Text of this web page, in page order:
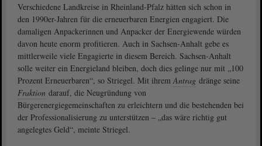
Verschiedene Landkreise in Rheinland-Pfalz hätten sich schon in
den 1990er-Jahren für die erneuerbaren Energien engagiert. Die
damaligen Anpackerinnen und Anpacker der Energiewende würden
davon heute enorm profitieren. Auch in Sachsen-Anhalt gebe es
mittlerweile viele Engagierte in diesem Bereich. Sachsen-Anhalt
solle weiter ein Energieland bleiben, doch dies gelinge nur mit „100
Prozent Erneuerbaren“, so Striegel. Mit ihrem Antrag dränge seine
Fraktion darauf, die Neugründung von
Bürgerenergiegemeinschaften zu erleichtern und die bestehenden bei
der Professionalisierung zu unterstützen ‒ „das wäre richtig gut
angelegtes Geld“, meinte Striegel.